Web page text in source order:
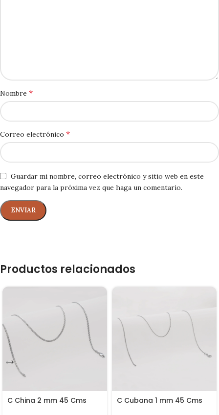
Nombre *
Correo electrónico *
Guardar mi nombre, correo electrónico y sitio web en este
navegador para la próxima vez que haga un comentario.
Productos relacionados
C China 2 mm 45 Cms C Cubana 1 mm 45 Cms